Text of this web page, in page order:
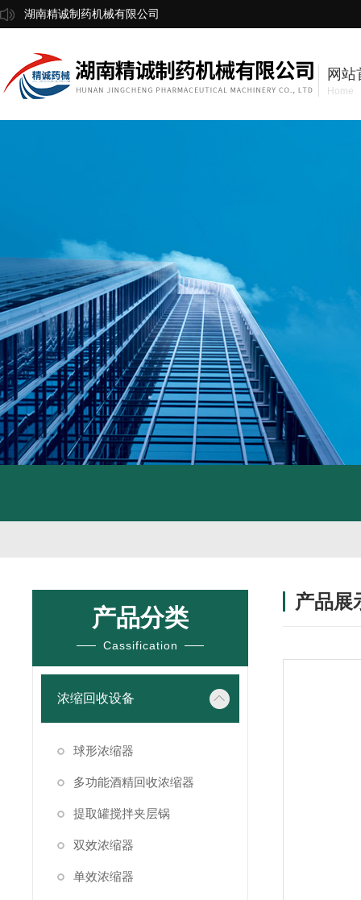
湖南精诚制药机械有限公司
网站
Home
产品展
产品分类
Cassification
浓缩回收设备
球形浓缩器
多功能酒精回收浓缩器
提取罐搅拌夹层锅
双效浓缩器
单效浓缩器